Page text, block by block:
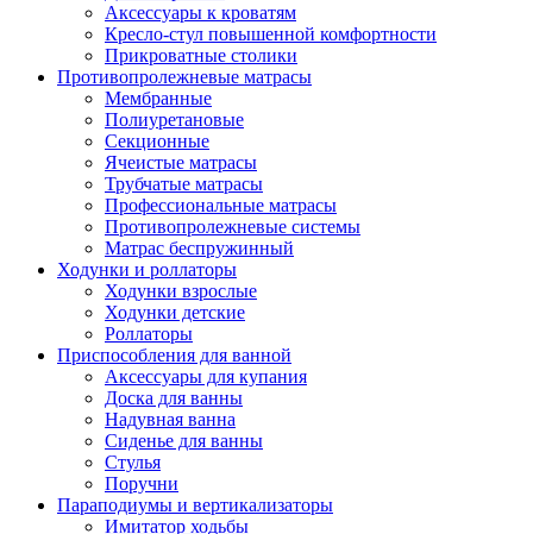
Аксессуары к кроватям
Кресло-стул повышенной комфортности
Прикроватные столики
Противопролежневые матрасы
Мембранные
Полиуретановые
Секционные
Ячеистые матрасы
Трубчатые матрасы
Профессиональные матрасы
Противопролежневые системы
Матрас беспружинный
Ходунки и роллаторы
Ходунки взрослые
Ходунки детские
Роллаторы
Приспособления для ванной
Аксессуары для купания
Доска для ванны
Надувная ванна
Сиденье для ванны
Стулья
Поручни
Параподиумы и вертикализаторы
Имитатор ходьбы